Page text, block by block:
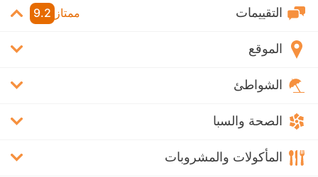
التقييمات ممتاز 9.2
الموقع
الشواطئ
الصحة والسبا
المأكولات والمشروبات